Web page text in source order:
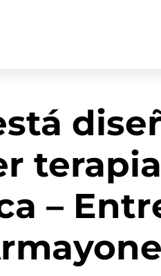
terapia
–